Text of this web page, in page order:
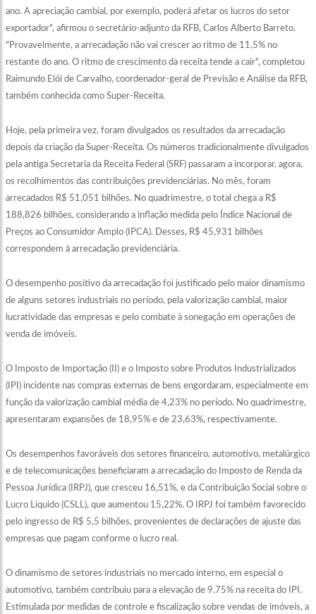
ano. A apreciação cambial, por exemplo, poderá afetar os lucros do setor
exportador", afirmou o secretário-adjunto da RFB, Carlos Alberto Barreto.
"Provavelmente, a arrecadação não vai crescer ao ritmo de 11,5% no
restante do ano. O ritmo de crescimento da receita tende a cair", completou
Raimundo Elói de Carvalho, coordenador-geral de Previsão e Análise da RFB,
também conhecida como Super-Receita.
Hoje, pela primeira vez, foram divulgados os resultados da arrecadação
depois da criação da Super-Receita. Os números tradicionalmente divulgados
pela antiga Secretaria da Receita Federal (SRF) passaram a incorporar, agora,
os recolhimentos das contribuições previdenciárias. No mês, foram
arrecadados R$ 51,051 bilhões. No quadrimestre, o total chega a R$
188,826 bilhões, considerando a inflação medida pelo Índice Nacional de
Preços ao Consumidor Amplo (IPCA). Desses, R$ 45,931 bilhões
correspondem à arrecadação previdenciária.
O desempenho positivo da arrecadação foi justificado pelo maior dinamismo
de alguns setores industriais no período, pela valorização cambial, maior
lucratividade das empresas e pelo combate à sonegação em operações de
venda de imóveis.
O Imposto de Importação (II) e o Imposto sobre Produtos Industrializados
(IPI) incidente nas compras externas de bens engordaram, especialmente em
função da valorização cambial média de 4,23% no período. No quadrimestre,
apresentaram expansões de 18,95% e de 23,63%, respectivamente.
Os desempenhos favoráveis dos setores financeiro, automotivo, metalúrgico
e de telecomunicações beneficiaram a arrecadação do Imposto de Renda da
Pessoa Jurídica (IRPJ), que cresceu 16,51%, e da Contribuição Social sobre o
Lucro Líquido (CSLL), que aumentou 15,22%. O IRPJ foi também favorecido
pelo ingresso de R$ 5,5 bilhões, provenientes de declarações de ajuste das
empresas que pagam conforme o lucro real.
O dinamismo de setores industriais no mercado interno, em especial o
automotivo, também contribuiu para a elevação de 9,75% na receita do IPI.
Estimulada por medidas de controle e fiscalização sobre vendas de imóveis, a